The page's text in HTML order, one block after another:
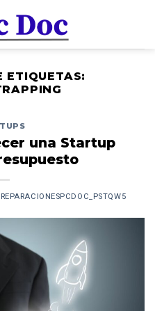
ETIQUETAS:
una Startup
REPARACIONESPCDOC_PSTQW5